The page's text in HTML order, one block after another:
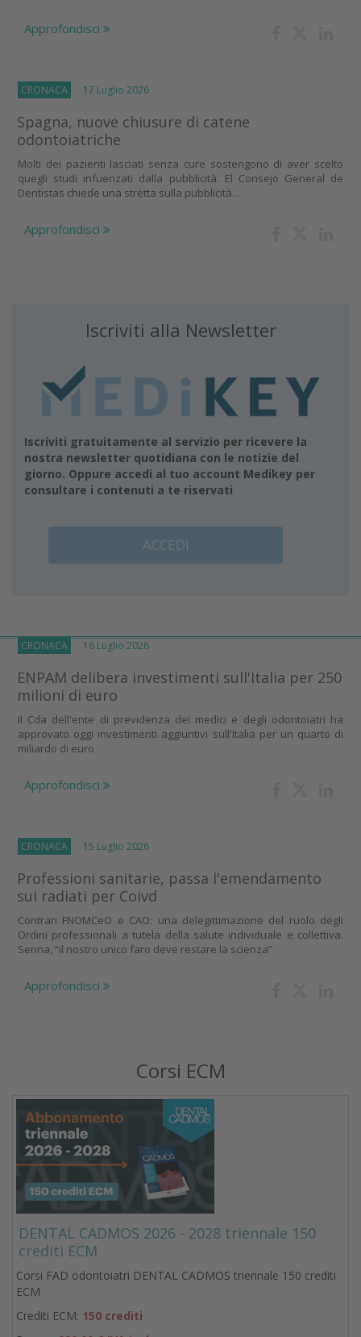
Approfondisci
CRONACA 17 Luglio 2026
Spagna, nuove chiusure di catene
odontoiatriche
Molti dei pazienti lasciati senza cure sostengono di aver scelto
quegli studi infuenzati dalla pubblicità. El Consejo General de
Dentistas chiede una stretta sulla pubblicità...
Approfondisci
Iscriviti alla Newsletter
Iscriviti gratuitamente al servizio per ricevere la
nostra newsletter quotidiana con le notizie del
giorno. Oppure accedi al tuo account Medikey per
consultare i contenuti a te riservati
ACCEDI
CRONACA 16 Luglio 2026
ENPAM delibera investimenti sull'Italia per 250
milioni di euro
Il Cda dell'ente di previdenza dei medici e degli odontoiatri ha
approvato oggi investimenti aggiuntivi sull'Italia per un quarto di
miliardo di euro
Approfondisci
CRONACA 15 Luglio 2026
Professioni sanitarie, passa l'emendamento
sui radiati per Coivd
Contrari FNOMCeO e CAO: una delegittimazione del ruolo degli
Ordini professionali a tutela della salute individuale e collettiva.
Senna, “il nostro unico faro deve restare la scienza”
Approfondisci
Corsi ECM
DENTAL CADMOS 2026 - 2028 triennale 150
crediti ECM
Corsi FAD odontoiatri DENTAL CADMOS triennale 150 crediti
ECM
Crediti ECM: 150 crediti